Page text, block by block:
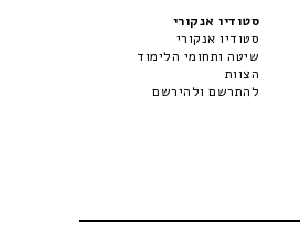
סטודיו אנקורי
סטודיו אנקורי
שיטה ותחומי הלימוד
הצוות
להתרשם ולהירשם